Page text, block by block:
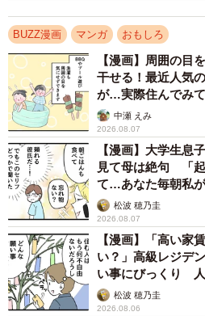
BUZZ漫画 マンガ おもしろ
【漫画】周囲の目
干せる！最近人気
が…実際住んでみ
中瀬 えみ
2026.08.07
【漫画】大学生息
見て母は絶句 「
て…あなた毎朝私
松波 穂乃圭
2026.08.07
【漫画】「高い家
い？」高級レジデ
い事にびっくり
松波 穂乃圭
2026.08.06